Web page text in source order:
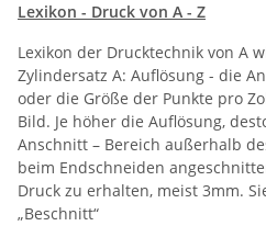
Lexikon - Druck von A - Z
Lexikon der Drucktechnik von A
Zylindersatz A: Auflösung - die
oder die Größe der Punkte pro
Bild. Je höher die Auflösung,
Anschnitt – Bereich außerhalb
beim Endschneiden
Druck zu erhalten, meist 3mm.
„Beschnitt“